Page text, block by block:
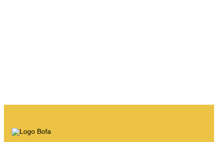
Svuotare il calendario e altro ancora.